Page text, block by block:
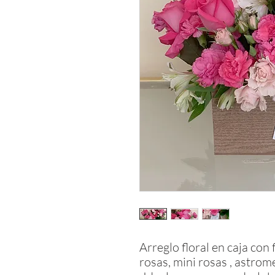
Arreglo floral en caja
rosas, mini rosas ,